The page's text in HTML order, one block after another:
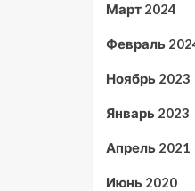
Март 2024
Февраль
Ноябрь 2023
Январь 2023
Апрель 2021
Июнь 2020